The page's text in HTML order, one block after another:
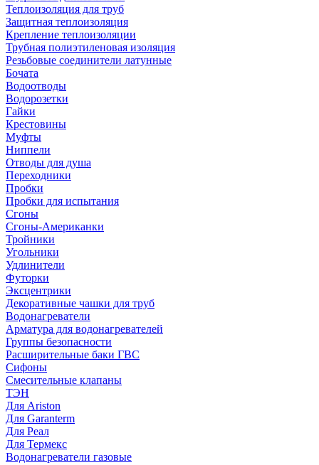
Теплоизоляция для труб
Защитная теплоизоляция
Крепление теплоизоляции
Трубная полиэтиленовая изоляция
Резьбовые соединители латунные
Бочата
Водоотводы
Водорозетки
Гайки
Крестовины
Муфты
Ниппели
Отводы для душа
Переходники
Пробки
Пробки для испытания
Сгоны
Сгоны-Американки
Тройники
Угольники
Удлинители
Футорки
Эксцентрики
Декоративные чашки для труб
Водонагреватели
Арматура для водонагревателей
Группы безопасности
Расширительные баки ГВС
Сифоны
Смесительные клапаны
ТЭН
Для Ariston
Для Garanterm
Для Реал
Для Термекс
Водонагреватели газовые